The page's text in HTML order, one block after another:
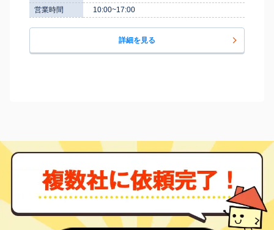
営業時間
10:00~17:00
詳細を見る